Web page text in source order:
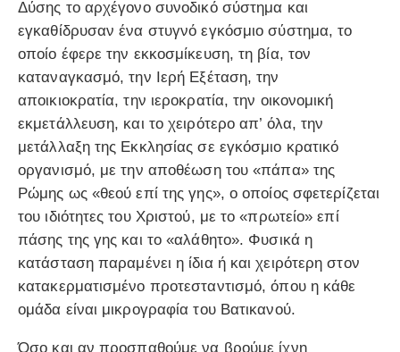
Δύσης το αρχέγονο συνοδικό σύστημα και
εγκαθίδρυσαν ένα στυγνό εγκόσμιο σύστημα, το
οποίο έφερε την εκκοσμίκευση, τη βία, τον
καταναγκασμό, την Ιερή Εξέταση, την
αποικιοκρατία, την ιεροκρατία, την οικονομική
εκμετάλλευση, και το χειρότερο απ’ όλα, την
μετάλλαξη της Εκκλησίας σε εγκόσμιο κρατικό
οργανισμό, με την αποθέωση του «πάπα» της
Ρώμης ως «θεού επί της γης», ο οποίος σφετερίζεται
του ιδιότητες του Χριστού, με το «πρωτείο» επί
πάσης της γης και το «αλάθητο». Φυσικά η
κατάσταση παραμένει η ίδια ή και χειρότερη στον
κατακερματισμένο προτεσταντισμό, όπου η κάθε
ομάδα είναι μικρογραφία του Βατικανού.
Όσο και αν προσπαθούμε να βρούμε ίχνη